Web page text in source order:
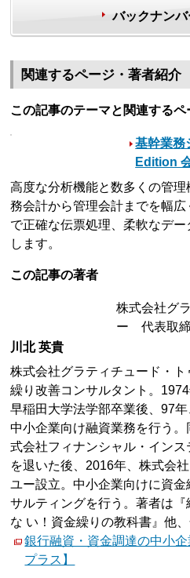
バックナン
関連するページ・著者紹介
この記事のテーマと関連するペ
基幹業務
Edition
高度な分析機能と数多くの管
務会計から管理会計までを幅
で正確な伝票処理、柔軟なデ
します。
この記事の著者
株式会社グ
ー 代表取
川北 英貴
株式会社グラティチュード・
繰り改善コンサルタント。
早稲田大学法学部卒業後、97
中小企業向け融資業務を行う
式会社フィナンシャル・イン
を退いた後、2016年、株式会
ユー設立。中小企業向けに資
サルティングを行う。著者は
な い！資金繰りの教科書』他、
銀行融資・資金調達の中小
プラス】